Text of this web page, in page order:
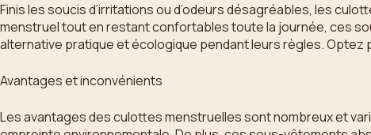
Finis les soucis d’irritations ou d’odeurs désagréables, les
menstruel tout en restant confortables toute la journée, ces
alternative pratique et écologique pendant leurs règles.
Avantages et inconvénients
Les avantages des culottes menstruelles sont nombreux et